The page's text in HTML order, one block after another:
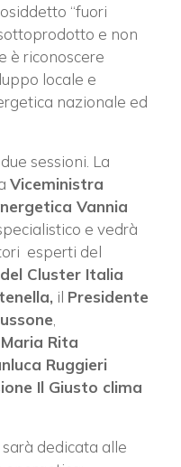
“fuori
e non
è riconoscere
locale e
nazionale ed
sessioni. La
Viceministra
Vannia
e vedrà
esperti del
Cluster Italia
il Presidente
Rita
Ruggieri
Il Giusto clima
dedicata alle